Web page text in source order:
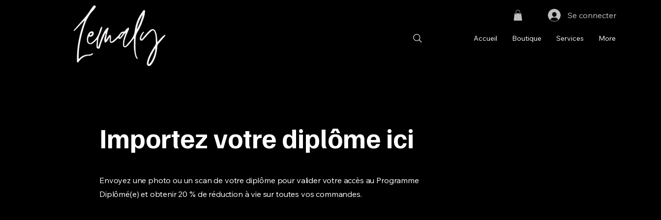
Se connecter
Accueil Boutique Services More
Importez votre diplôme ici
Envoyez une photo ou un scan de votre diplôme pour valider votre accès au Programme
Diplômé(e) et obtenir 20 % de réduction à vie sur toutes vos commandes.